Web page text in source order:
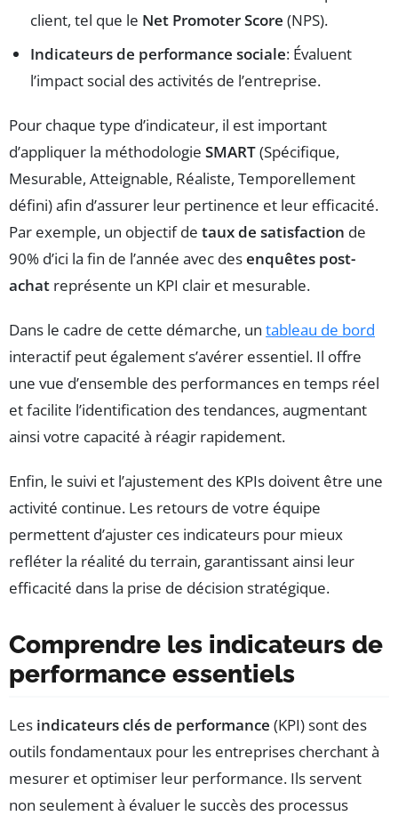
client, tel que le Net Promoter Score (NPS).
Indicateurs de performance sociale: Évaluent
l’impact social des activités de l’entreprise.
Pour chaque type d’indicateur, il est important
d’appliquer la méthodologie SMART(Spécifique,
Mesurable, Atteignable, Réaliste, Temporellement
défini) afin d’assurer leur pertinence et leur efficacité.
Par exemple, un objectif de taux de satisfaction de
90% d’ici la fin de l’année avec desenquêtes post-
achat représente un KPI clair et mesurable.
Dans le cadre de cette démarche, un tableau de bord
interactif peut également s’avérer essentiel. Il offre
une vue d’ensemble des performances en temps réel
et facilite l’identification des tendances, augmentant
ainsi votre capacité à réagir rapidement.
Enfin, le suivi et l’ajustement des KPIs doivent être une
activité continue. Les retours de votre équipe
permettent d’ajuster ces indicateurs pour mieux
refléter la réalité du terrain, garantissant ainsi leur
efficacité dans la prise de décision stratégique.
Comprendre les indicateurs de
performance essentiels
Les indicateurs clés de performance (KPI) sont des
outils fondamentaux pour les entreprises cherchant à
mesurer et optimiser leur performance. Ils servent
non seulement à évaluer le succès des processus